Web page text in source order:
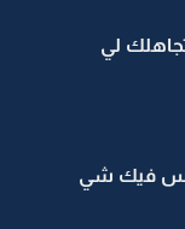
لي
فيك شي